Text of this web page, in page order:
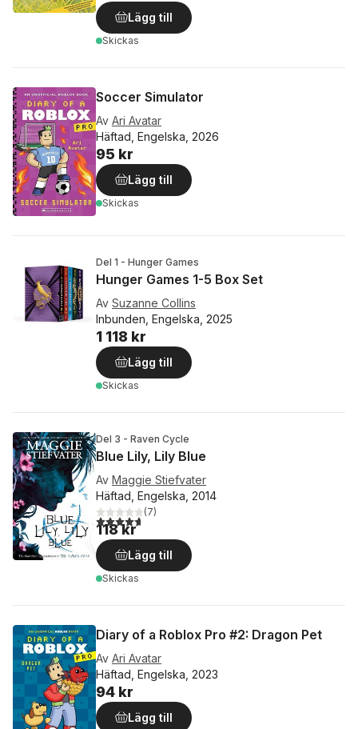
Lägg till
Skickas
Soccer Simulator
Av Ari Avatar
Häftad, Engelska, 2026
95 kr
Lägg till
Skickas
Del 1 - Hunger Games
Hunger Games 1-5 Box Set
Av Suzanne Collins
Inbunden, Engelska, 2025
1 118 kr
Lägg till
Skickas
Del 3 - Raven Cycle
Blue Lily, Lily Blue
Av Maggie Stiefvater
Häftad, Engelska, 2014
4,7utav 5 stjärnor. Totalt antal röster:
(7)
118 kr
Lägg till
Skickas
Diary of a Roblox Pro #2: Dragon Pet
Av Ari Avatar
Häftad, Engelska, 2023
94 kr
Lägg till